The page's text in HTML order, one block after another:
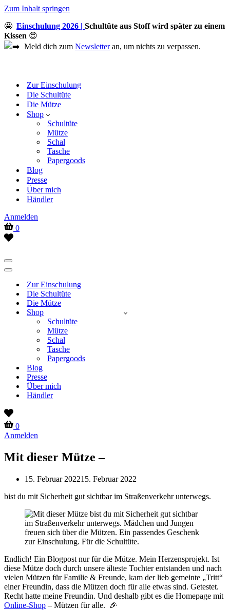
Zum Inhalt springen
🤩 Einschulung 2026 | Schultüte aus Stoff wird später zu einem
Kissen 😍
Meld dich zum Newsletteran, um nichts zu verpassen.
Zur Einschulung
Die Schultüte
Die Mütze
Shop
Schultüte
Mütze
Schal
Tasche
Papergoods
Blog
Presse
Über mich
Händler
Anmelden
Warenkorb
0
Wish
Navigationsmenü
Navigationsmenü
Zur Einschulung
Die Schultüte
Die Mütze
Shop
Schultüte
Mütze
Schal
Tasche
Papergoods
Blog
Presse
Über mich
Händler
Wish
listWarenkorb
0
Anmelden
Mit dieser Mütze –
15. Februar 202215. Februar 2022
bist du mit Sicherheit gut sichtbar im Straßenverkehr unterwegs.
Endlich! Ein Blogpost nur für die Mütze. Mein Herzensprojekt. Ist
diese Mütze doch durch unsere älteste Tochter entstanden und nach
vielen Mützen für Familie & Freunde, kam der lieb gemeinte „Tritt“
einer Freundin, dass die Mützen doch für alle etwas sind. Getestet.
Recht hatte meine Freundin. Und deshalb gibt es die Homepage mit
Online-Shop – Mützen für alle. 🎉